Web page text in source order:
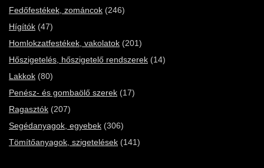
Fedőfestékek, zománcok (246)
Hígítók (47)
Homlokzatfestékek, vakolatok (201)
Hőszigetelés, hőszigetelő rendszerek (14)
Lakkok (80)
Penész- és gombaölő szerek (17)
Ragasztók (207)
Segédanyagok, egyebek (306)
Tömítőanyagok, szigetelések (141)